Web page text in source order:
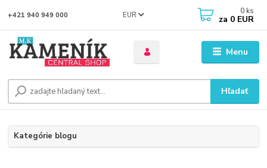
Menu
EUR
Hľadať
+421 940 949 000 0 ks
za 0 EUR
Kategórie blogu